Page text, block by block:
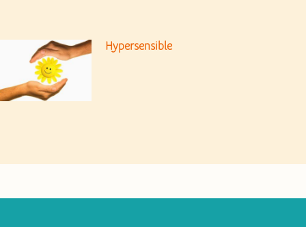
Hypersensible